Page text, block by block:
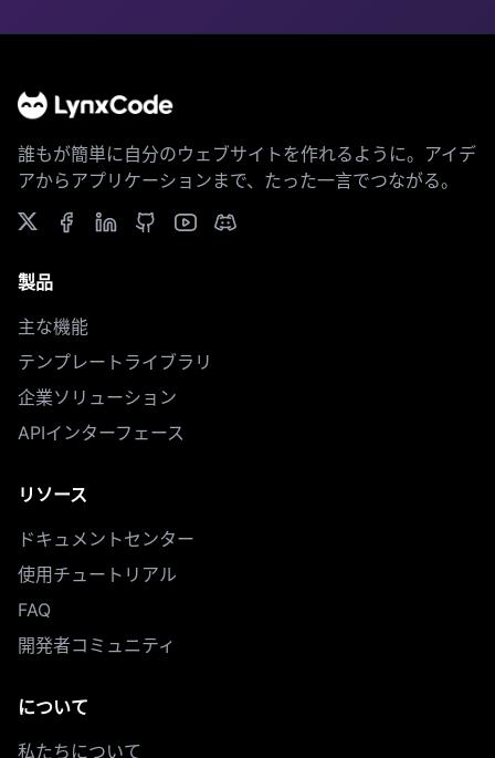
誰もが簡単に自分のウェブサイトを作れるように。アイデ
アからアプリケーションまで、たった一言でつながる。
製品
主な機能
テンプレートライブラリ
企業ソリューション
APIインターフェース
リソース
ドキュメントセンター
使用チュートリアル
FAQ
開発者コミュニティ
について
私たちについて